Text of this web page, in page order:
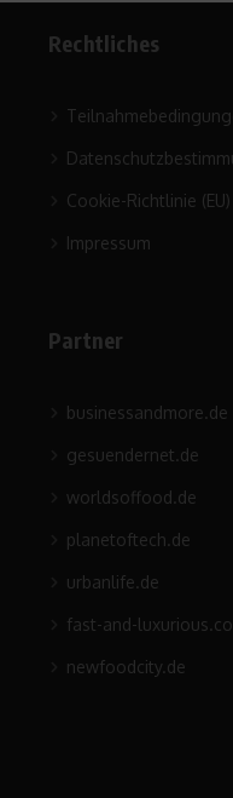
Rechtliches
Cookie-Richtlinie (EU)
Impressum
Partner
businessandmore.de
gesuendernet.de
worldsoffood.de
planetoftech.de
urbanlife.de
fast-and-
newfoodcity.de